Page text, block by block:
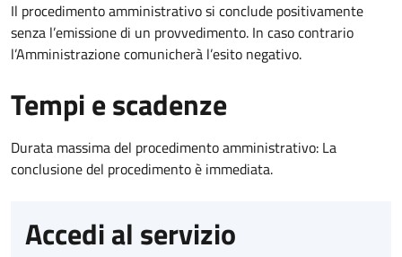
Il procedimento amministrativo si conclude positivamente
senza l’emissione di un provvedimento. In caso contrario
l’Amministrazione comunicherà l’esito negativo.
Tempi e scadenze
Durata massima del procedimento amministrativo: La
conclusione del procedimento è immediata.
Accedi al servizio